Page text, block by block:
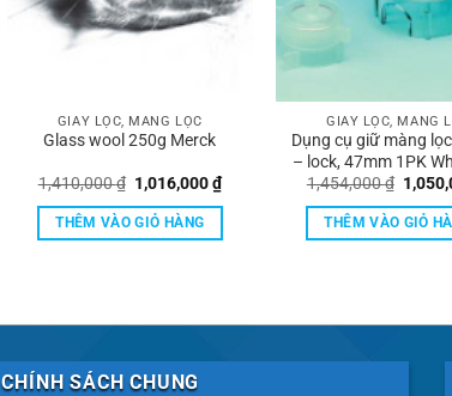
GIẤY LỌC, MÀNG LỌC
Glass wool 250g Merck
1,410,000₫ Giá
là:
1,410,000 ₫.
1,016,000₫Giá
hiện
THÊM VÀO GIỎ HÀNG
GIẤY LỌC, MÀNG
Dụng cụ giữ màng
– lock, 47mm 1PK
1,454,000₫ Giá
là:
THÊM VÀO GIỎ
CHÍNH SÁCH CHUNG